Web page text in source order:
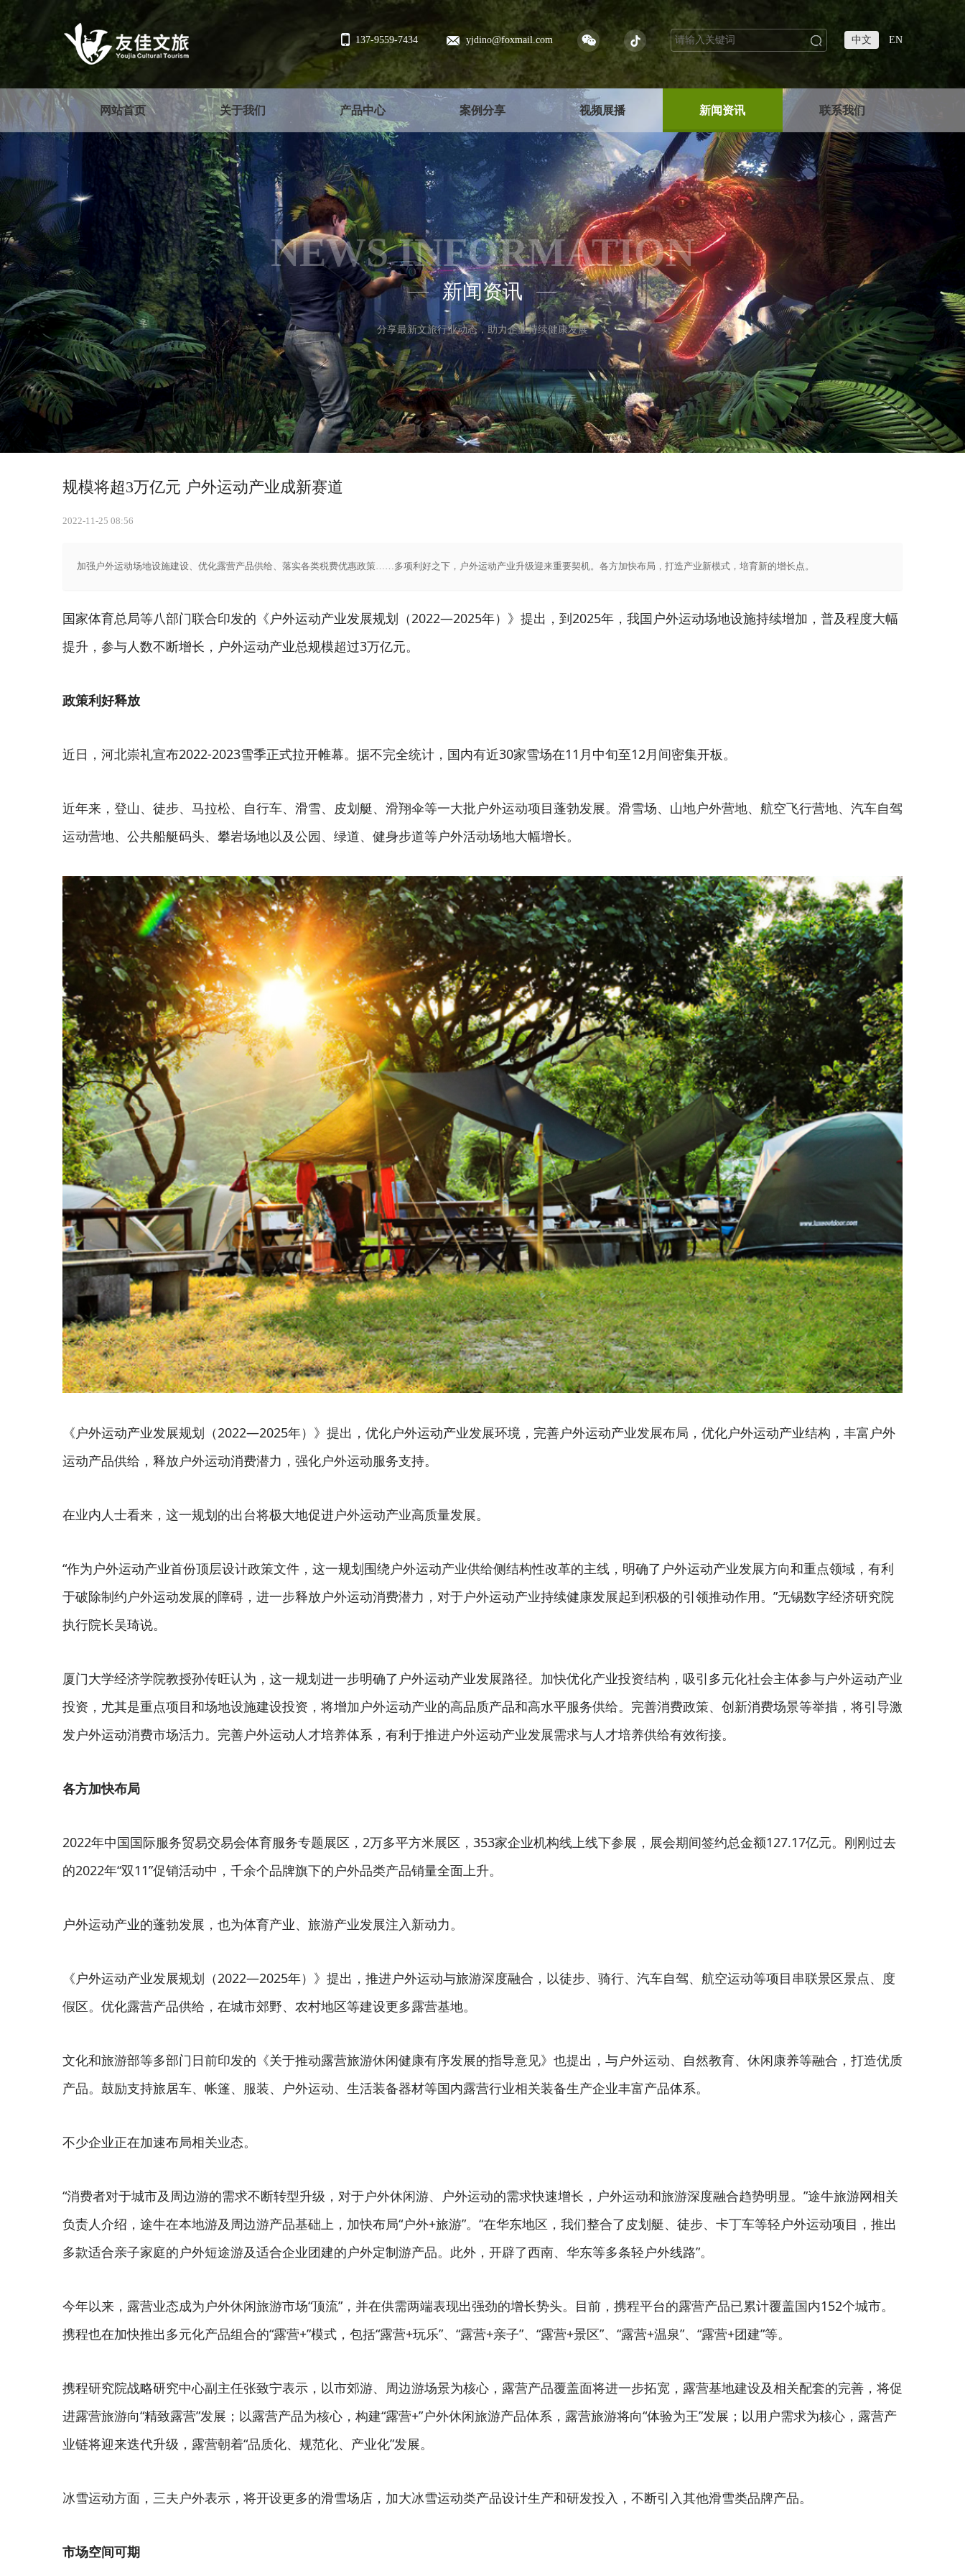
137-9559-7434 yjdino@foxmail.com 中文 EN
网站首页 关于我们 产品中心 案例分享 视频展播 新闻资讯 联系我们
NEWS INFORMATION
—— 新闻资讯 ——
分享最新文旅行业动态，助力企业持续健康发展
规模将超3万亿元 户外运动产业成新赛道
2022-11-25 08:56
加强户外运动场地设施建设、优化露营产品供给、落实各类税费优惠政策……多项利好之下，户外运动产业升级迎来重要契机。各方加快布局，打造产业新模式，培育新的增长点。
国家体育总局等八部门联合印发的《户外运动产业发展规划（2022—2025年）》提出，到2025年，我国户外运动场地设施持续增加，普及程度大幅
提升，参与人数不断增长，户外运动产业总规模超过3万亿元。
政策利好释放
近日，河北崇礼宣布2022-2023雪季正式拉开帷幕。据不完全统计，国内有近30家雪场在11月中旬至12月间密集开板。
近年来，登山、徒步、马拉松、自行车、滑雪、皮划艇、滑翔伞等一大批户外运动项目蓬勃发展。滑雪场、山地户外营地、航空飞行营地、汽车自驾
运动营地、公共船艇码头、攀岩场地以及公园、绿道、健身步道等户外活动场地大幅增长。
《户外运动产业发展规划（2022—2025年）》提出，优化户外运动产业发展环境，完善户外运动产业发展布局，优化户外运动产业结构，丰富户外
运动产品供给，释放户外运动消费潜力，强化户外运动服务支持。
在业内人士看来，这一规划的出台将极大地促进户外运动产业高质量发展。
“作为户外运动产业首份顶层设计政策文件，这一规划围绕户外运动产业供给侧结构性改革的主线，明确了户外运动产业发展方向和重点领域，有利
于破除制约户外运动发展的障碍，进一步释放户外运动消费潜力，对于户外运动产业持续健康发展起到积极的引领推动作用。”无锡数字经济研究院
执行院长吴琦说。
厦门大学经济学院教授孙传旺认为，这一规划进一步明确了户外运动产业发展路径。加快优化产业投资结构，吸引多元化社会主体参与户外运动产业
投资，尤其是重点项目和场地设施建设投资，将增加户外运动产业的高品质产品和高水平服务供给。完善消费政策、创新消费场景等举措，将引导激
发户外运动消费市场活力。完善户外运动人才培养体系，有利于推进户外运动产业发展需求与人才培养供给有效衔接。
各方加快布局
2022年中国国际服务贸易交易会体育服务专题展区，2万多平方米展区，353家企业机构线上线下参展，展会期间签约总金额127.17亿元。刚刚过去
的2022年“双11”促销活动中，千余个品牌旗下的户外品类产品销量全面上升。
户外运动产业的蓬勃发展，也为体育产业、旅游产业发展注入新动力。
《户外运动产业发展规划（2022—2025年）》提出，推进户外运动与旅游深度融合，以徒步、骑行、汽车自驾、航空运动等项目串联景区景点、度
假区。优化露营产品供给，在城市郊野、农村地区等建设更多露营基地。
文化和旅游部等多部门日前印发的《关于推动露营旅游休闲健康有序发展的指导意见》也提出，与户外运动、自然教育、休闲康养等融合，打造优质
产品。鼓励支持旅居车、帐篷、服装、户外运动、生活装备器材等国内露营行业相关装备生产企业丰富产品体系。
不少企业正在加速布局相关业态。
“消费者对于城市及周边游的需求不断转型升级，对于户外休闲游、户外运动的需求快速增长，户外运动和旅游深度融合趋势明显。”途牛旅游网相关
负责人介绍，途牛在本地游及周边游产品基础上，加快布局“户外+旅游”。“在华东地区，我们整合了皮划艇、徒步、卡丁车等轻户外运动项目，推出
多款适合亲子家庭的户外短途游及适合企业团建的户外定制游产品。此外，开辟了西南、华东等多条轻户外线路”。
今年以来，露营业态成为户外休闲旅游市场“顶流”，并在供需两端表现出强劲的增长势头。目前，携程平台的露营产品已累计覆盖国内152个城市。
携程也在加快推出多元化产品组合的“露营+”模式，包括“露营+玩乐”、“露营+亲子”、“露营+景区”、“露营+温泉”、“露营+团建”等。
携程研究院战略研究中心副主任张致宁表示，以市郊游、周边游场景为核心，露营产品覆盖面将进一步拓宽，露营基地建设及相关配套的完善，将促
进露营旅游向“精致露营”发展；以露营产品为核心，构建“露营+”户外休闲旅游产品体系，露营旅游将向“体验为王”发展；以用户需求为核心，露营产
业链将迎来迭代升级，露营朝着“品质化、规范化、产业化”发展。
冰雪运动方面，三夫户外表示，将开设更多的滑雪场店，加大冰雪运动类产品设计生产和研发投入，不断引入其他滑雪类品牌产品。
市场空间可期